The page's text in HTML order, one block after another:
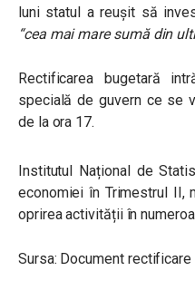
luni statul a reușit să
“cea mai mare sumă din
Rectificarea bugetară
specială de guvern ce se
de la ora 17.
Institutul Național de
economiei în Trimestrul II,
oprirea activității în
Sursa: Document rectificare